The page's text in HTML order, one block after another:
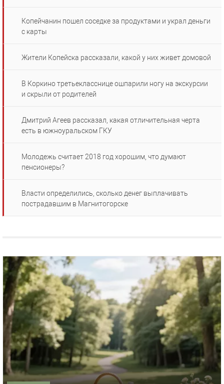
Копейчанин пошел соседке за продуктами и украл деньги
с карты
Жители Копейска рассказали, какой у них живет домовой
В Коркино третьекласснице ошпарили ногу на экскурсии
и скрыли от родителей
Дмитрий Агеев рассказал, какая отличительная черта
есть в южноуральском ГКУ
Молодежь считает 2018 год хорошим, что думают
пенсионеры?
Власти определились, сколько денег выплачивать
пострадавшим в Магнитогорске